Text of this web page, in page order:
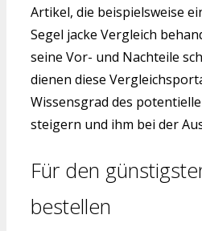
Artikel, die beispielsweise
Segel jacke Vergleich
seine Vor- und Nachteile
dienen diese
Wissensgrad des
steigern und ihm bei der
Für den
bestellen